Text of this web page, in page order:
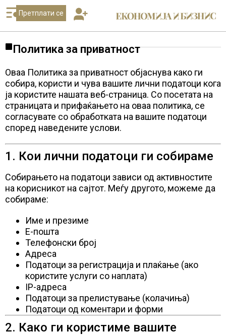
Претплати се
Политика за приватност
Оваа Политика за приватност објаснува како ги
собира, користи и чува вашите лични податоци кога
ја користите нашата веб-страница. Со посетата на
страницата и прифаќањето на оваа политика, се
согласувате со обработката на вашите податоци
според наведените услови.
1. Кои лични податоци ги собираме
Собирањето на податоци зависи од активностите
на корисникот на сајтот. Меѓу другото, можеме да
собираме:
Име и презиме
Е-пошта
Телефонски број
Адреса
Податоци за регистрација и плаќање (ако
користите услуги со наплата)
IP-адреса
Податоци за прелистување (колачиња)
Податоци од коментари и форми
2. Како ги користиме вашите